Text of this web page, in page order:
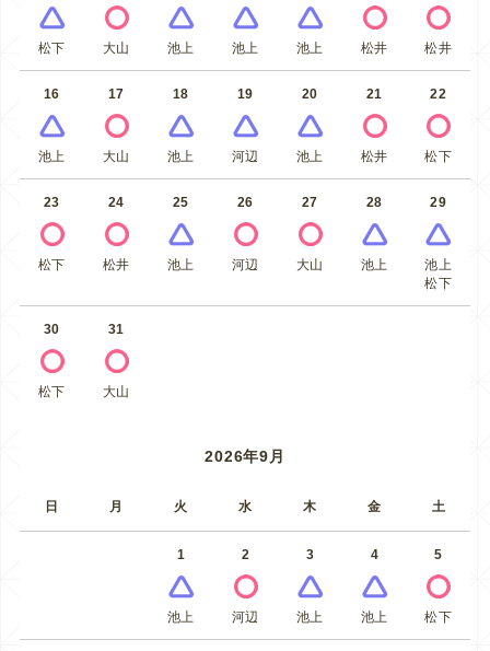
松下 大山 池上 池上 池上 松井 松井
16
池上
17
大山
18
池上
19
河辺
20
池上
21
松井
22
松下
23
松下
24
松井
25
池上
26
河辺
27
大山
28
池上
29
池上
松下
30
松下
31
大山
2026年9月
日 月 火 水 木 金 土
1
池上
2
河辺
3
池上
4
池上
5
松下